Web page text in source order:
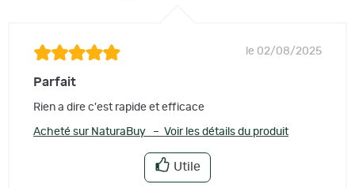
le 02/08/2025
Parfait
Rien a dire c'est rapide et efficace
Acheté sur NaturaBuy – Voir les détails du produit
Utile